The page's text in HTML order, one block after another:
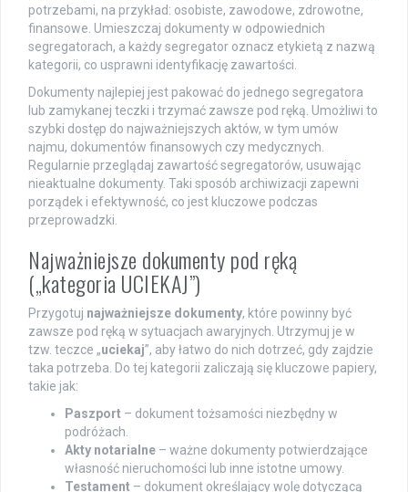
potrzebami, na przykład: osobiste, zawodowe, zdrowotne,
finansowe. Umieszczaj dokumenty w odpowiednich
segregatorach, a każdy segregator oznacz etykietą z nazwą
kategorii, co usprawni identyfikację zawartości.
Dokumenty najlepiej jest pakować do jednego segregatora
lub zamykanej teczki i trzymać zawsze pod ręką. Umożliwi to
szybki dostęp do najważniejszych aktów, w tym umów
najmu, dokumentów finansowych czy medycznych.
Regularnie przeglądaj zawartość segregatorów, usuwając
nieaktualne dokumenty. Taki sposób archiwizacji zapewni
porządek i efektywność, co jest kluczowe podczas
przeprowadzki.
Najważniejsze dokumenty pod ręką
(„kategoria UCIEKAJ”)
Przygotuj najważniejsze dokumenty, które powinny być
zawsze pod ręką w sytuacjach awaryjnych. Utrzymuj je w
tzw. teczce „uciekaj”, aby łatwo do nich dotrzeć, gdy zajdzie
taka potrzeba. Do tej kategorii zaliczają się kluczowe papiery,
takie jak:
Paszport – dokument tożsamości niezbędny w
podróżach.
Akty notarialne – ważne dokumenty potwierdzające
własność nieruchomości lub inne istotne umowy.
Testament – dokument określający wolę dotyczącą